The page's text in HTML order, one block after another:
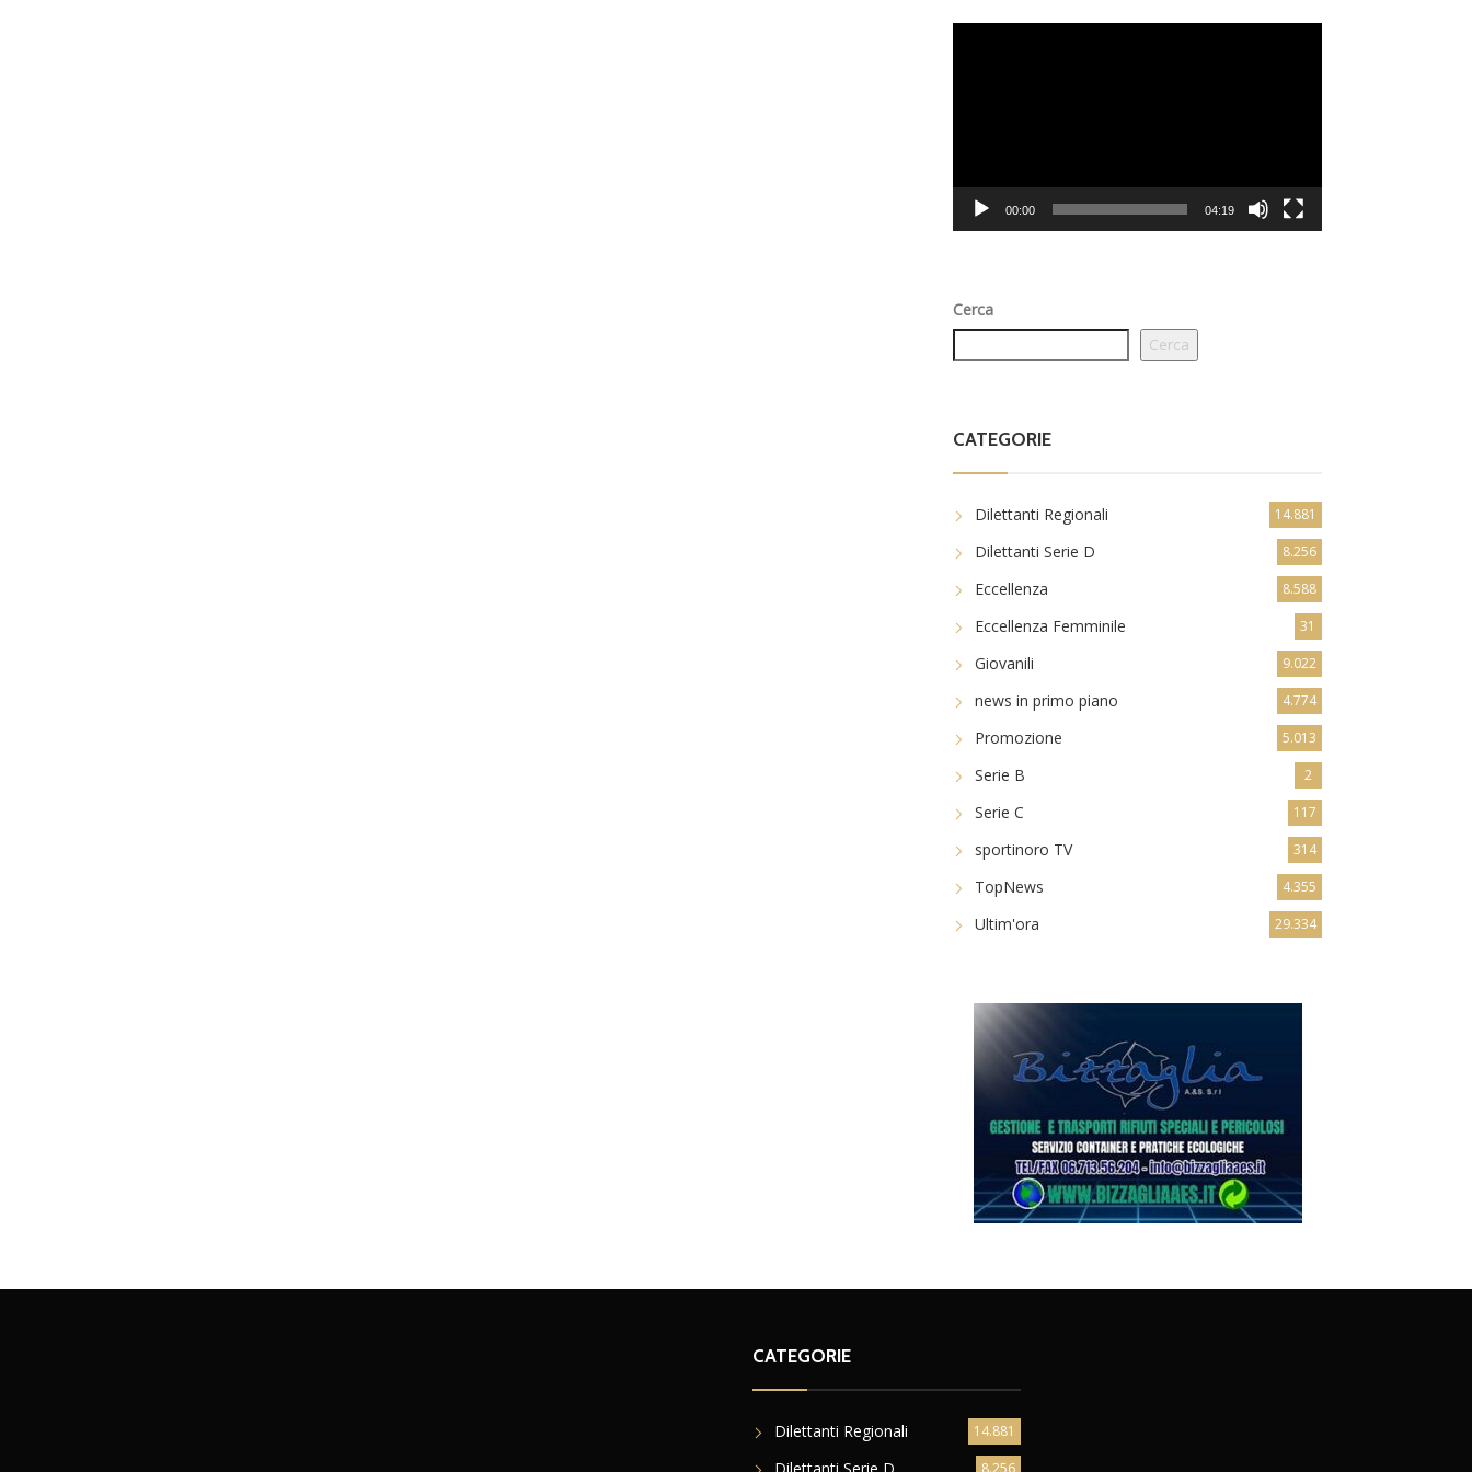
00:00 04:19
Cerca
Cerca
CATEGORIE
Dilettanti Regionali 14.881
Dilettanti Serie D 8.256
Eccellenza 8.588
Eccellenza Femminile 31
Giovanili 9.022
news in primo piano 4.774
Promozione 5.013
Serie B 2
Serie C 117
sportinoro TV 314
TopNews 4.355
Ultim'ora 29.334
CATEGORIE
Dilettanti Regionali 14.881
8.256